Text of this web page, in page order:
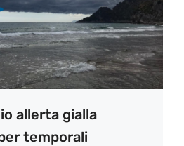
allerta gialla
temporali